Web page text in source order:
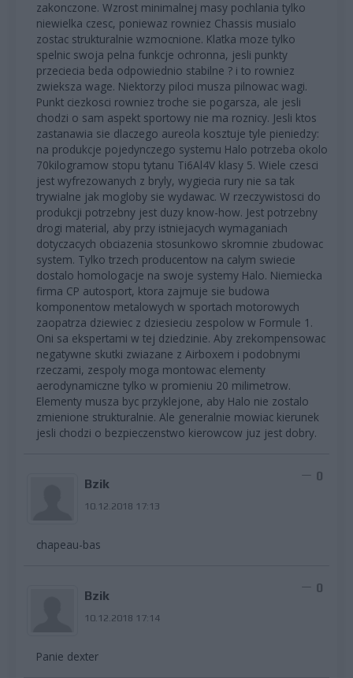
zakonczone. Wzrost minimalnej masy pochlania tylko
niewielka czesc, poniewaz rowniez Chassis musialo
zostac strukturalnie wzmocnione. Klatka moze tylko
spelnic swoja pelna funkcje ochronna, jesli punkty
przeciecia beda odpowiednio stabilne ? i to rowniez
zwieksza wage. Niektorzy piloci musza pilnowac wagi.
Punkt ciezkosci rowniez troche sie pogarsza, ale jesli
chodzi o sam aspekt sportowy nie ma roznicy. Jesli ktos
zastanawia sie dlaczego aureola kosztuje tyle pieniedzy:
na produkcje pojedynczego systemu Halo potrzeba okolo
70kilogramow stopu tytanu Ti6Al4V klasy 5. Wiele czesci
jest wyfrezowanych z bryly, wygiecia rury nie sa tak
trywialne jak mogloby sie wydawac. W rzeczywistosci do
produkcji potrzebny jest duzy know-how. Jest potrzebny
drogi material, aby przy istniejacych wymaganiach
dotyczacych obciazenia stosunkowo skromnie zbudowac
system. Tylko trzech producentow na calym swiecie
dostalo homologacje na swoje systemy Halo. Niemiecka
firma CP autosport, ktora zajmuje sie budowa
komponentow metalowych w sportach motorowych
zaopatrza dziewiec z dziesieciu zespolow w Formule 1.
Oni sa ekspertami w tej dziedzinie. Aby zrekompensowac
negatywne skutki zwiazane z Airboxem i podobnymi
rzeczami, zespoly moga montowac elementy
aerodynamiczne tylko w promieniu 20 milimetrow.
Elementy musza byc przyklejone, aby Halo nie zostalo
zmienione strukturalnie. Ale generalnie mowiac kierunek
jesli chodzi o bezpieczenstwo kierowcow juz jest dobry.
Bzik
10.12.2018 17:13
0
chapeau-bas
Bzik
10.12.2018 17:14
0
Panie dexter